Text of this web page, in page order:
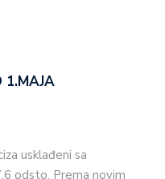
1.MAJA
usklađeni sa
odsto. Prema novim